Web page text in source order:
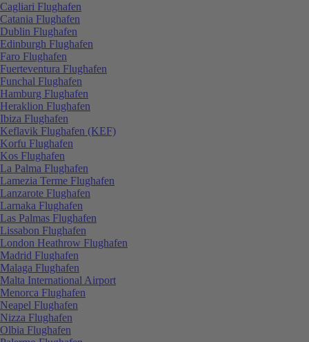
Cagliari Flughafen
Catania Flughafen
Dublin Flughafen
Edinburgh Flughafen
Faro Flughafen
Fuerteventura Flughafen
Funchal Flughafen
Hamburg Flughafen
Heraklion Flughafen
Ibiza Flughafen
Keflavik Flughafen (KEF)
Korfu Flughafen
Kos Flughafen
La Palma Flughafen
Lamezia Terme Flughafen
Lanzarote Flughafen
Larnaka Flughafen
Las Palmas Flughafen
Lissabon Flughafen
London Heathrow Flughafen
Madrid Flughafen
Malaga Flughafen
Malta International Airport
Menorca Flughafen
Neapel Flughafen
Nizza Flughafen
Olbia Flughafen